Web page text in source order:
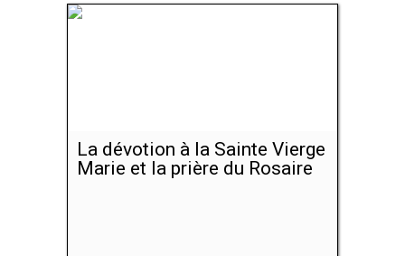
La dévotion à la Sainte Vierge
Marie et la prière du Rosaire